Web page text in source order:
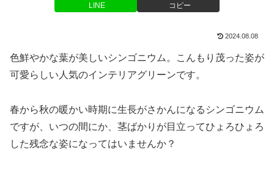
LINE コピー
2024.08.08
色鮮やかな葉が美しいシンゴニウム。こんもり茂った姿が
可愛らしい人気のインテリアグリーンです。
春から秋の暖かい時期に生長がさかんになるシンゴニウム
ですが、いつの間にか、茎ばかりが目立ってひょろひょろ
した残念な姿になってはいませんか？